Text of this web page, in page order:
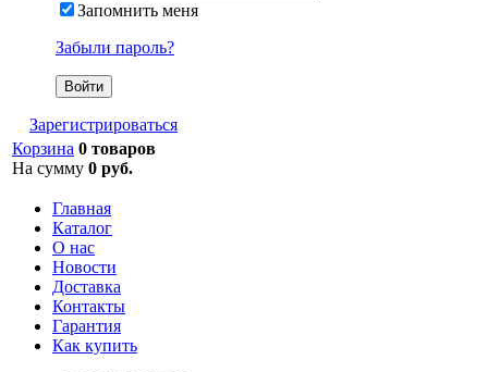
Запомнить меня
Забыли пароль?
Зарегистрироваться
Корзина 0 товаров
На сумму 0 руб.
Главная
Каталог
О нас
Новости
Доставка
Контакты
Гарантия
Как купить